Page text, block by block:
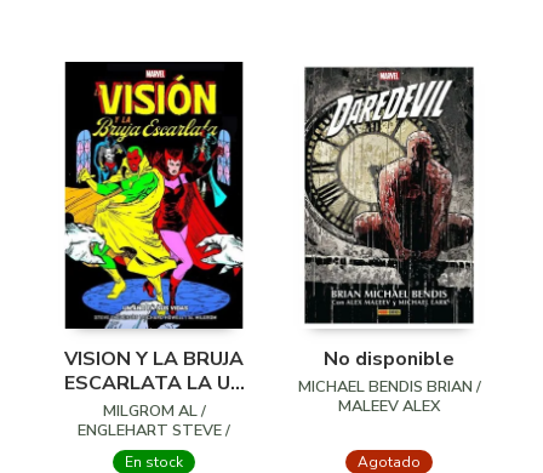
VISION Y LA BRUJA
ESCARLATA LA UN
AÑO EN SUS VIDAS
MILGROM AL /
ENGLEHART STEVE /
HOWELL RICHARD
En stock
No disponible
MICHAEL BENDIS BRIAN /
MALEEV ALEX
Agotado